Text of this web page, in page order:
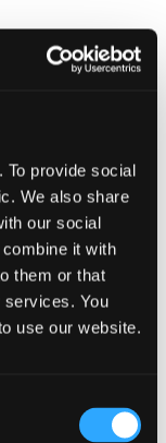
To provide social
We also share
our social
it with
them or that
services. You
use our website.
og varer 1 time
hvor der vil være
undtagelse af
varetages af